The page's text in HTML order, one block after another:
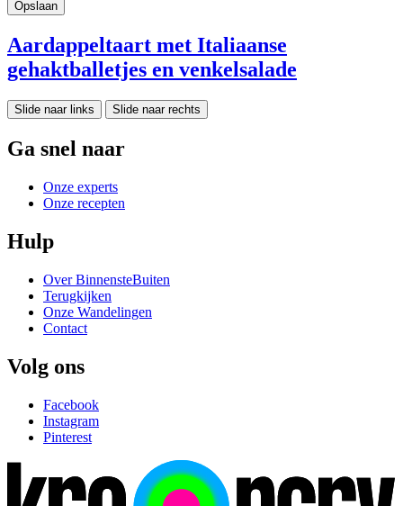
Aardappeltaart met Italiaanse
gehaktballetjes en venkelsalade
Slide naar links Slide naar rechts
Ga snel naar
Onze experts
Onze recepten
Hulp
Over BinnensteBuiten
Terugkijken
Onze Wandelingen
Contact
Volg ons
Facebook
Instagram
Pinterest